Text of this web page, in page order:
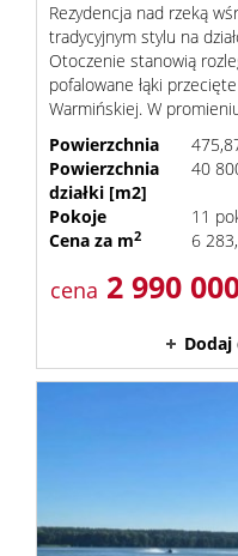
Rezydencja nad rzeką
tradycyjnym stylu na
Otoczenie stanowią
pofalowane łąki
Warmińskiej. W
Powierzchnia
Powierzchnia
działki [m2]
40
Pokoje
11
Cena za m2 6
cena 2 990